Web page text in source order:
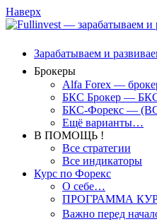
Наверх
Зарабатываем и
Брокеры
Alfa Forex —
БКС Брокер —
БКС-Форекс —
Ещё варианты…
В ПОМОЩЬ !
Все стратегии
Все индикаторы
Курс по Форекс
О себе…
ПРОГРАММА
Важно перед